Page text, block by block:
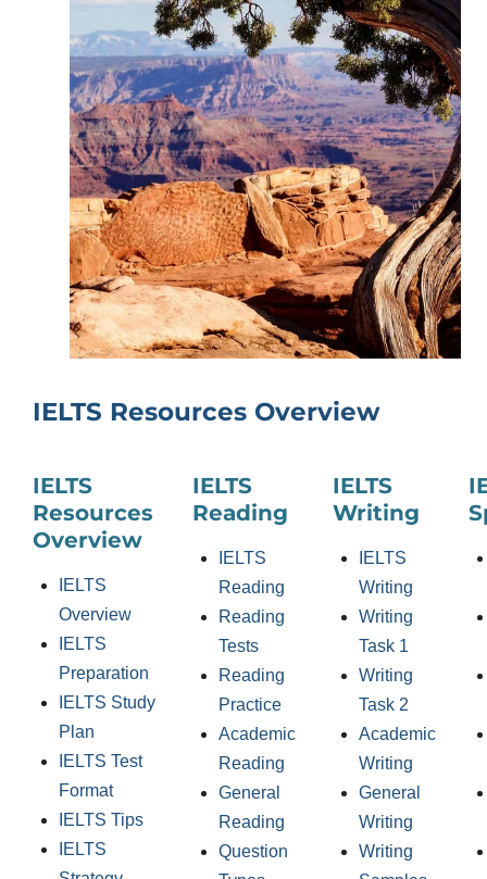
IELTS Resources Overview
IELTS
Resources
Overview
IELTS
Overview
IELTS
Preparation
IELTS Study
Plan
IELTS Test
Format
IELTS Tips
IELTS
IELTS
Reading
IELTS
Reading
Reading
Tests
Reading
Practice
Academic
Reading
General
Reading
Question
IELTS
Writing
IELTS
Writing
Writing
Task 1
Writing
Task 2
Academic
Writing
General
Writing
Writing